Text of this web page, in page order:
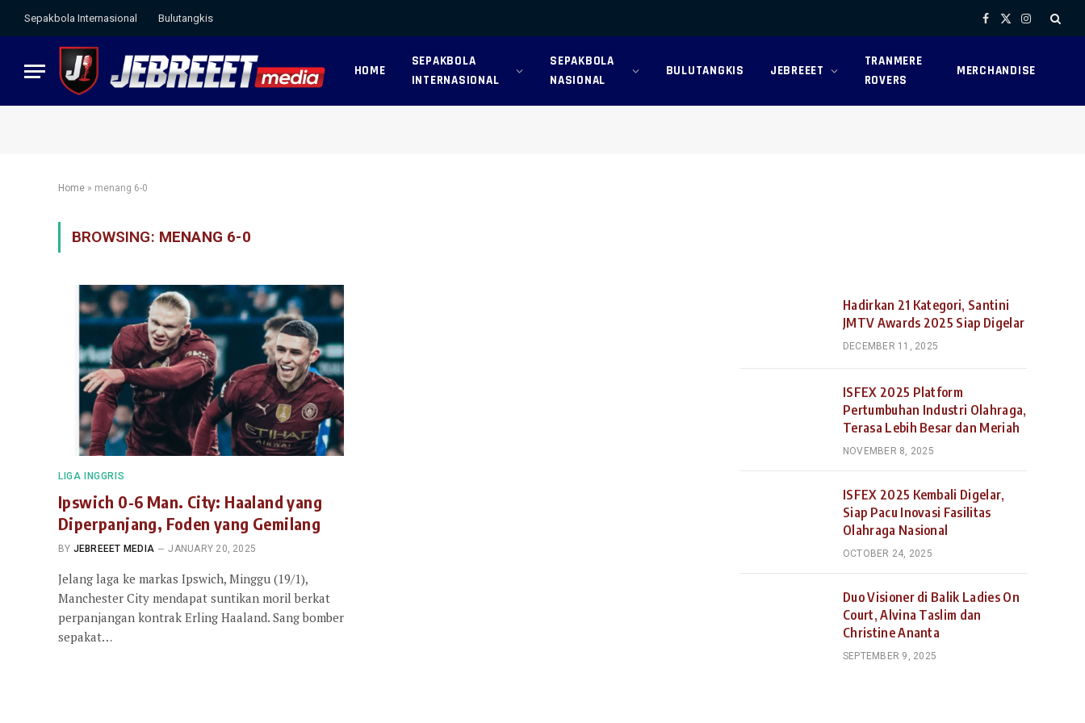
Sepakbola Internasional Bulutangkis Facebook
X
Instagram
HOME
SEPAKBOLA
INTERNASIONAL
SEPAKBOLA
NASIONAL
BULUTANGKIS JEBREEET
TRANMERE
ROVERS
MERCHANDISE
Home » menang 6-0
BROWSING: MENANG 6-0
LIGA INGGRIS
Ipswich 0-6 Man. City: Haaland yang
Diperpanjang, Foden yang Gemilang
BY JEBREEET MEDIA JANUARY 20, 2025
Jelang laga ke markas Ipswich, Minggu (19/1),
Manchester City mendapat suntikan moril berkat
perpanjangan kontrak Erling Haaland. Sang bomber
sepakat…
Hadirkan 21 Kategori, Santini
JMTV Awards 2025 Siap Digelar
DECEMBER 11, 2025
ISFEX 2025 Platform
Pertumbuhan Industri Olahraga,
Terasa Lebih Besar dan Meriah
NOVEMBER 8, 2025
ISFEX 2025 Kembali Digelar,
Siap Pacu Inovasi Fasilitas
Olahraga Nasional
OCTOBER 24, 2025
Duo Visioner di Balik Ladies On
Court, Alvina Taslim dan
Christine Ananta
SEPTEMBER 9, 2025